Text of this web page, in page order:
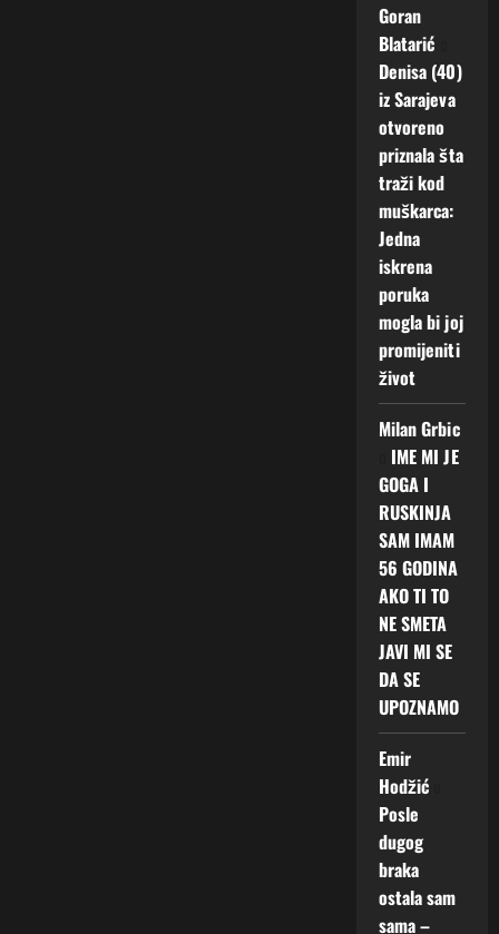
Goran
Blatarić
Denisa (40)
iz Sarajeva
otvoreno
priznala šta
traži kod
muškarca:
Jedna
iskrena
poruka
mogla bi joj
promijeniti
život
Milan Grbic
IME MI JE
GOGA I
RUSKINJA
SAM IMAM
56 GODINA
AKO TI TO
NE SMETA
JAVI MI SE
DA SE
UPOZNAMO
Emir
Hodžić
Posle
dugog
braka
ostala sam
sama –